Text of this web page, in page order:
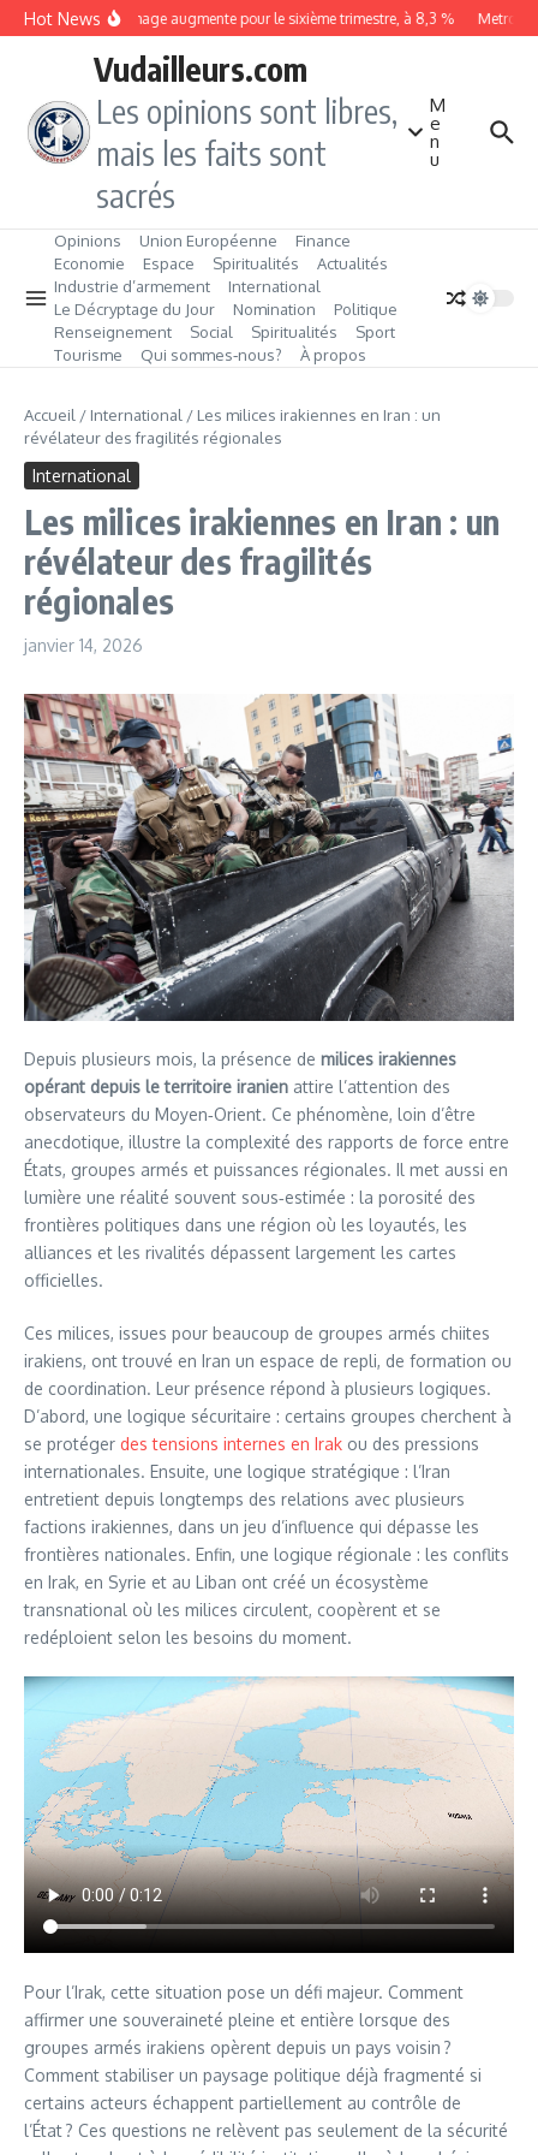
Aller au contenu
Hot NewsLe chômage augmente pour le sixième trimestre, à 8,3 %
Vudailleurs.com
Les opinions sont libres,
mais les faits sont
sacrés
M
e
n
u
Opinions Union Européenne
Finance
Economie
Espace Spiritualités
Actualités
Industrie d’armement
International
Le Décryptage du Jour
Nomination
Politique
Renseignement
Social Spiritualités
Sport
Tourisme
Qui sommes‑nous? À propos
Accueil / International / Les milices irakiennes en Iran : un
révélateur des fragilités régionales
International
Les milices irakiennes en Iran : un
révélateur des fragilités
régionales
janvier 14, 2026
Depuis plusieurs mois, la présence de milices irakiennes
opérant depuis le territoire iranien attire l’attention des
observateurs du Moyen‑Orient. Ce phénomène, loin d’être
anecdotique, illustre la complexité des rapports de force entre
États, groupes armés et puissances régionales. Il met aussi en
lumière une réalité souvent sous‑estimée : la porosité des
frontières politiques dans une région où les loyautés, les
alliances et les rivalités dépassent largement les cartes
officielles.
Ces milices, issues pour beaucoup de groupes armés chiites
irakiens, ont trouvé en Iran un espace de repli, de formation ou
de coordination. Leur présence répond à plusieurs logiques.
D’abord, une logique sécuritaire : certains groupes cherchent à
se protéger des tensions internes en Irak ou des pressions
internationales. Ensuite, une logique stratégique : l’Iran
entretient depuis longtemps des relations avec plusieurs
factions irakiennes, dans un jeu d’influence qui dépasse les
frontières nationales. Enfin, une logique régionale : les conflits
en Irak, en Syrie et au Liban ont créé un écosystème
transnational où les milices circulent, coopèrent et se
redéploient selon les besoins du moment.
Pour l’Irak, cette situation pose un défi majeur. Comment
affirmer une souveraineté pleine et entière lorsque des
groupes armés irakiens opèrent depuis un pays voisin ?
Comment stabiliser un paysage politique déjà fragmenté si
certains acteurs échappent partiellement au contrôle de
l’État ? Ces questions ne relèvent pas seulement de la sécurité